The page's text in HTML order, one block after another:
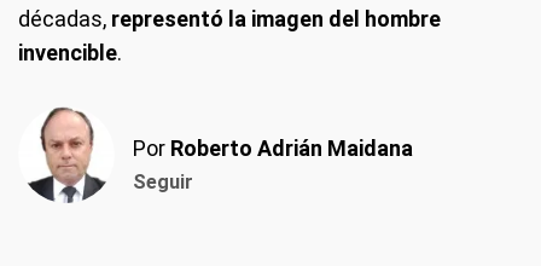
décadas, representó la imagen del hombre
invencible.
Por Roberto Adrián Maidana
Seguir